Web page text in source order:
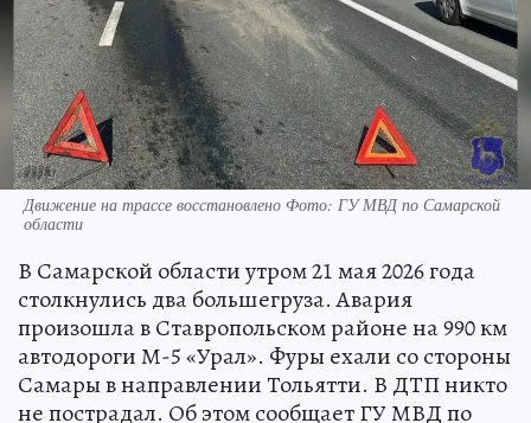
Движение на трассе восстановлено Фото: ГУ МВД по Самарской
области
В Самарской области утром 21 мая 2026 года
столкнулись два большегруза. Авария
произошла в Ставропольском районе на 990 км
автодороги М-5 «Урал». Фуры ехали со стороны
Самары в направлении Тольятти. В ДТП никто
не пострадал. Об этом сообщает ГУ МВД по